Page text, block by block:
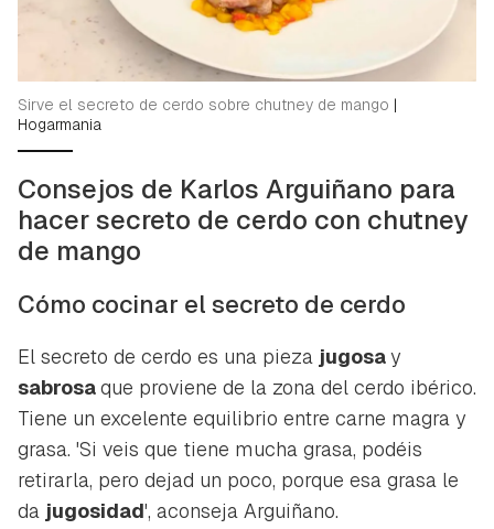
Guardar como favorito
Para poder guardar como favorito, primero has de
iniciar sesión con tu cuenta de Hogarmanía.
INICIAR SESIÓN
Sirve el secreto de cerdo sobre chutney de mango |
Hogarmania
Consejos de Karlos Arguiñano para
hacer secreto de cerdo con chutney
de mango
Cómo cocinar el secreto de cerdo
El secreto de cerdo es una pieza jugosay
sabrosaque proviene de la zona del cerdo ibérico.
Tiene un excelente equilibrio entre carne magra y
grasa. 'Si veis que tiene mucha grasa, podéis
retirarla, pero dejad un poco, porque esa grasa le
da jugosidad', aconseja Arguiñano.
Contenido enviado
Gracias por suscribirte a nuestro boletín.